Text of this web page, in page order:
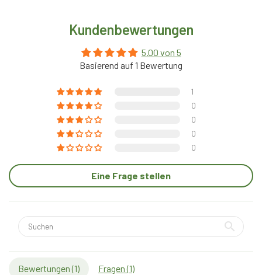
Kundenbewertungen
5.00 von 5
Basierend auf 1 Bewertung
1
0
0
0
0
Eine Frage stellen
Bewertungen (1) Fragen (1)